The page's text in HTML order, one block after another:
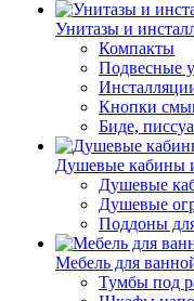
Унитазы и
Компакты
Подвесные
Кнопки
Биде,
Душевые кабины
Душевые
Душевые
Поддоны
Мебель для
Тумбы под